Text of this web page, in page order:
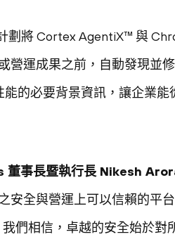
劃將 Cortex AgentiX™ 與
營運成果之前，自動發現並
的必要背景資訊，讓企業能
事長暨執行長 Nikesh
安全與營運上可以信賴的平
們相信，卓越的安全始於